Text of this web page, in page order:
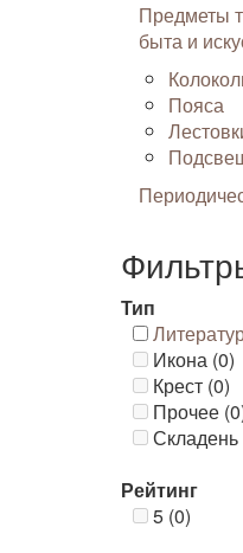
Предметы
быта и
Пояса
Тип
Икона (0)
Крест (0)
Прочее
Складень
Рейтинг
5 (0)